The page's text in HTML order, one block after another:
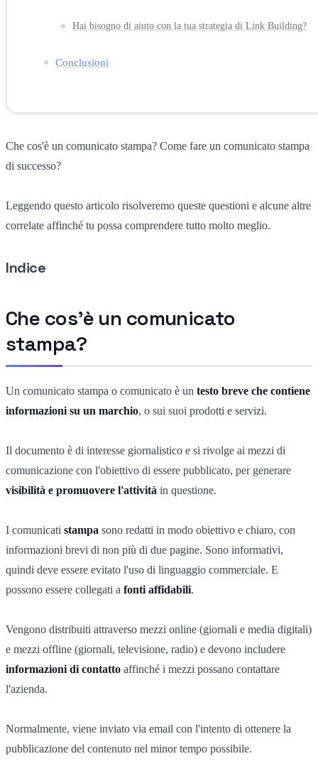
Hai bisogno di aiuto con la tua strategia di Link Building?
Conclusioni
Che cos'è un comunicato stampa? Come fare un comunicato stampa
di successo?
Leggendo questo articolo risolveremo queste questioni e alcune altre
correlate affinché tu possa comprendere tutto molto meglio.
Indice
Che cos'è un comunicato
stampa?
Un comunicato stampa o comunicato è un testo breve che contiene
informazioni su un marchio, o sui suoi prodotti e servizi.
Il documento è di interesse giornalistico e si rivolge ai mezzi di
comunicazione con l'obiettivo di essere pubblicato, per generare
visibilità e promuovere l'attività in questione.
I comunicati stampa sono redatti in modo obiettivo e chiaro, con
informazioni brevi di non più di due pagine. Sono informativi,
quindi deve essere evitato l'uso di linguaggio commerciale. E
possono essere collegati a fonti affidabili.
Vengono distribuiti attraverso mezzi online (giornali e media digitali)
e mezzi offline (giornali, televisione, radio) e devono includere
informazioni di contatto affinché i mezzi possano contattare
l'azienda.
Normalmente, viene inviato via email con l'intento di ottenere la
pubblicazione del contenuto nel minor tempo possibile.